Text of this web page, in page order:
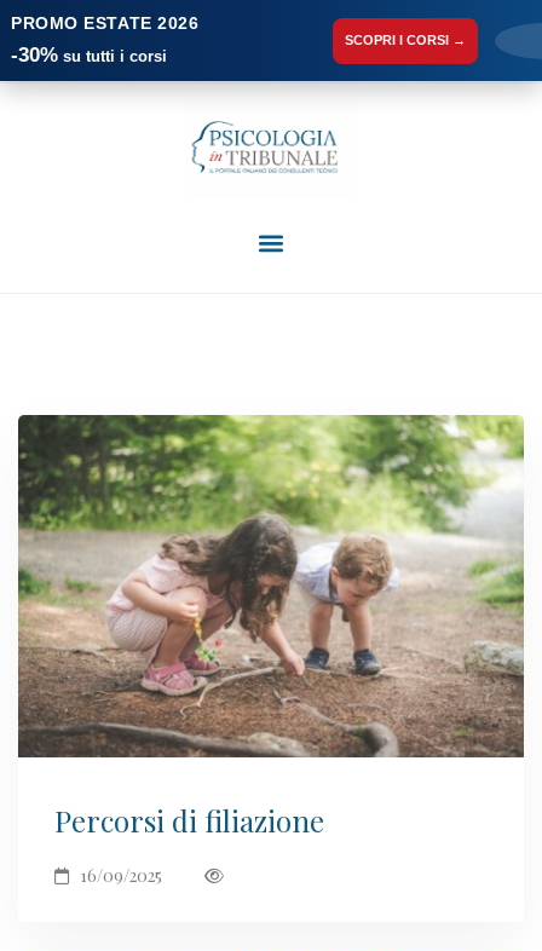
PROMO ESTATE 2026
-30% su tutti i corsi
SCOPRI I CORSI →
Percorsi di filiazione
16/09/2025